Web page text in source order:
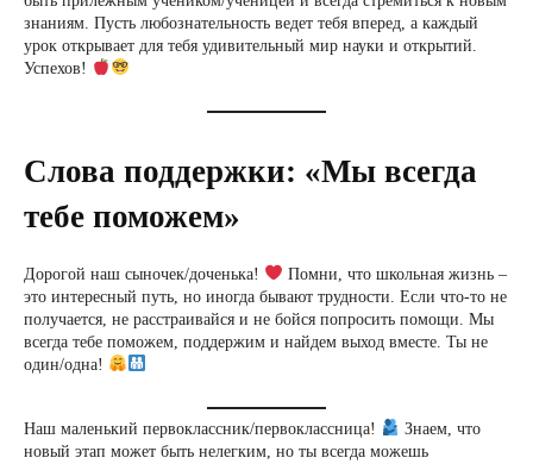
знаниям. Пусть любознательность ведет тебя вперед, а каждый
урок открывает для тебя удивительный мир науки и открытий.
Успехов!
Слова поддержки: «Мы всегда
тебе поможем»
Дорогой наш сыночек/доченька!
Помни, что школьная жизнь –
это интересный путь, но иногда бывают трудности. Если что-то не
получается, не расстраивайся и не бойся попросить помощи. Мы
всегда тебе поможем, поддержим и найдем выход вместе. Ты не
один/одна!
Наш маленький первоклассник/первоклассница!
Знаем, что
новый этап может быть нелегким, но ты всегда можешь